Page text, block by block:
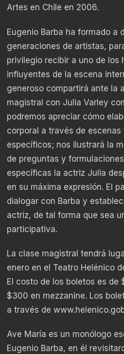
Artes en Chile en 2006.
Eugenio Barba ha formado a
generaciones de artistas,
privilegio recibir a uno de los
influyentes de la escena
generoso compartirá ante la
magistral con Julia Varley
podremos apreciar cómo
corporal a través de escenas
específicos; nos ilustrará la
de preguntas y formulaciones
específicas la actriz Julia
en su máxima expresión. El
dialogar con Barba y
actriz, de tal forma que sea
participativa.
La clase magistral tendrá
enero en el Teatro Helénico
El costo de los boletos es de
$300 en mezzanine. Los
a través de
Ave María es un monólogo
Eugenio Barba, en él